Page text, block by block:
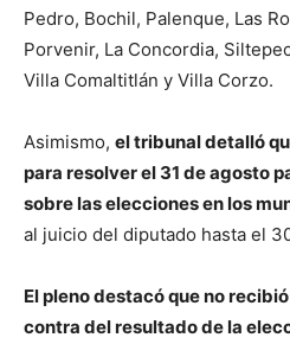
Pedro, Bochil, Palenque, Las
Porvenir, La Concordia,
Villa Comaltitlán y Villa Corzo.
Asimismo, el tribunal detalló
para resolver el 31 de agosto
sobre las elecciones en los
al juicio del diputado hasta el
El pleno destacó que no
contra del resultado de la